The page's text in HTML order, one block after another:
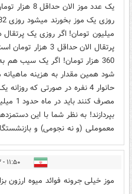
میلیون تومان! اگر روزی یک
شود همین مقدار به هزینه ماهیانه
حانوار 4 نفره در صورتی که
بپردازند! به نظر شما با این
معموملی (و نه نجومی) و
۱۱:۵۰ - ۱۴۰۰/۱۲/۲۳
موز خیلی جرونه فوائد میوه ارزون